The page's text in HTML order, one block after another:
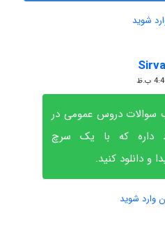
شوید
سوالات دروس عمومی در
داره که با یک سرچ
و دانلود کنید.
وارد شوید